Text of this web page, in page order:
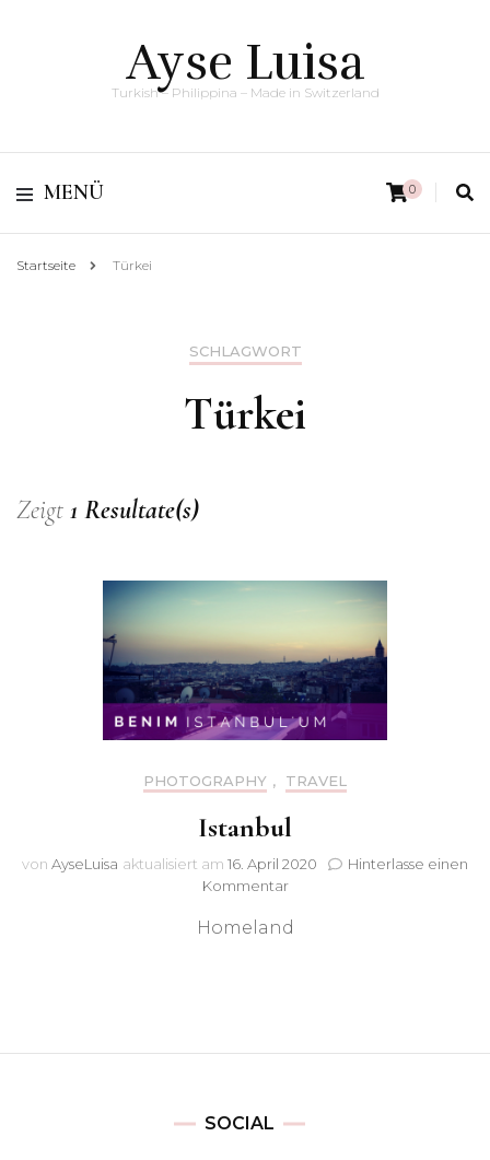
Ayse Luisa
Turkish – Philippina – Made in Switzerland
MENÜ 0
Startseite Türkei
SCHLAGWORT
Türkei
Zeigt 1 Resultate(s)
PHOTOGRAPHY , TRAVEL
Istanbul
von AyseLuisa aktualisiert am 16. April 2020
Hinterlasse einen
Kommentarzu
Homeland
SOCIAL